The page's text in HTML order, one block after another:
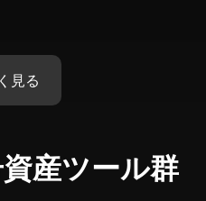
見る
産ツール群